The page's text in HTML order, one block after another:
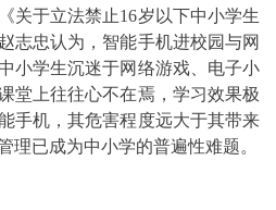
关于立法禁止16岁以下中小学生
志忠认为，智能手机进校园与网
小学生沉迷于网络游戏、电子小
堂上往往心不在焉，学习效果极
手机，其危害程度远大于其带来
理已成为中小学的普遍性难题。